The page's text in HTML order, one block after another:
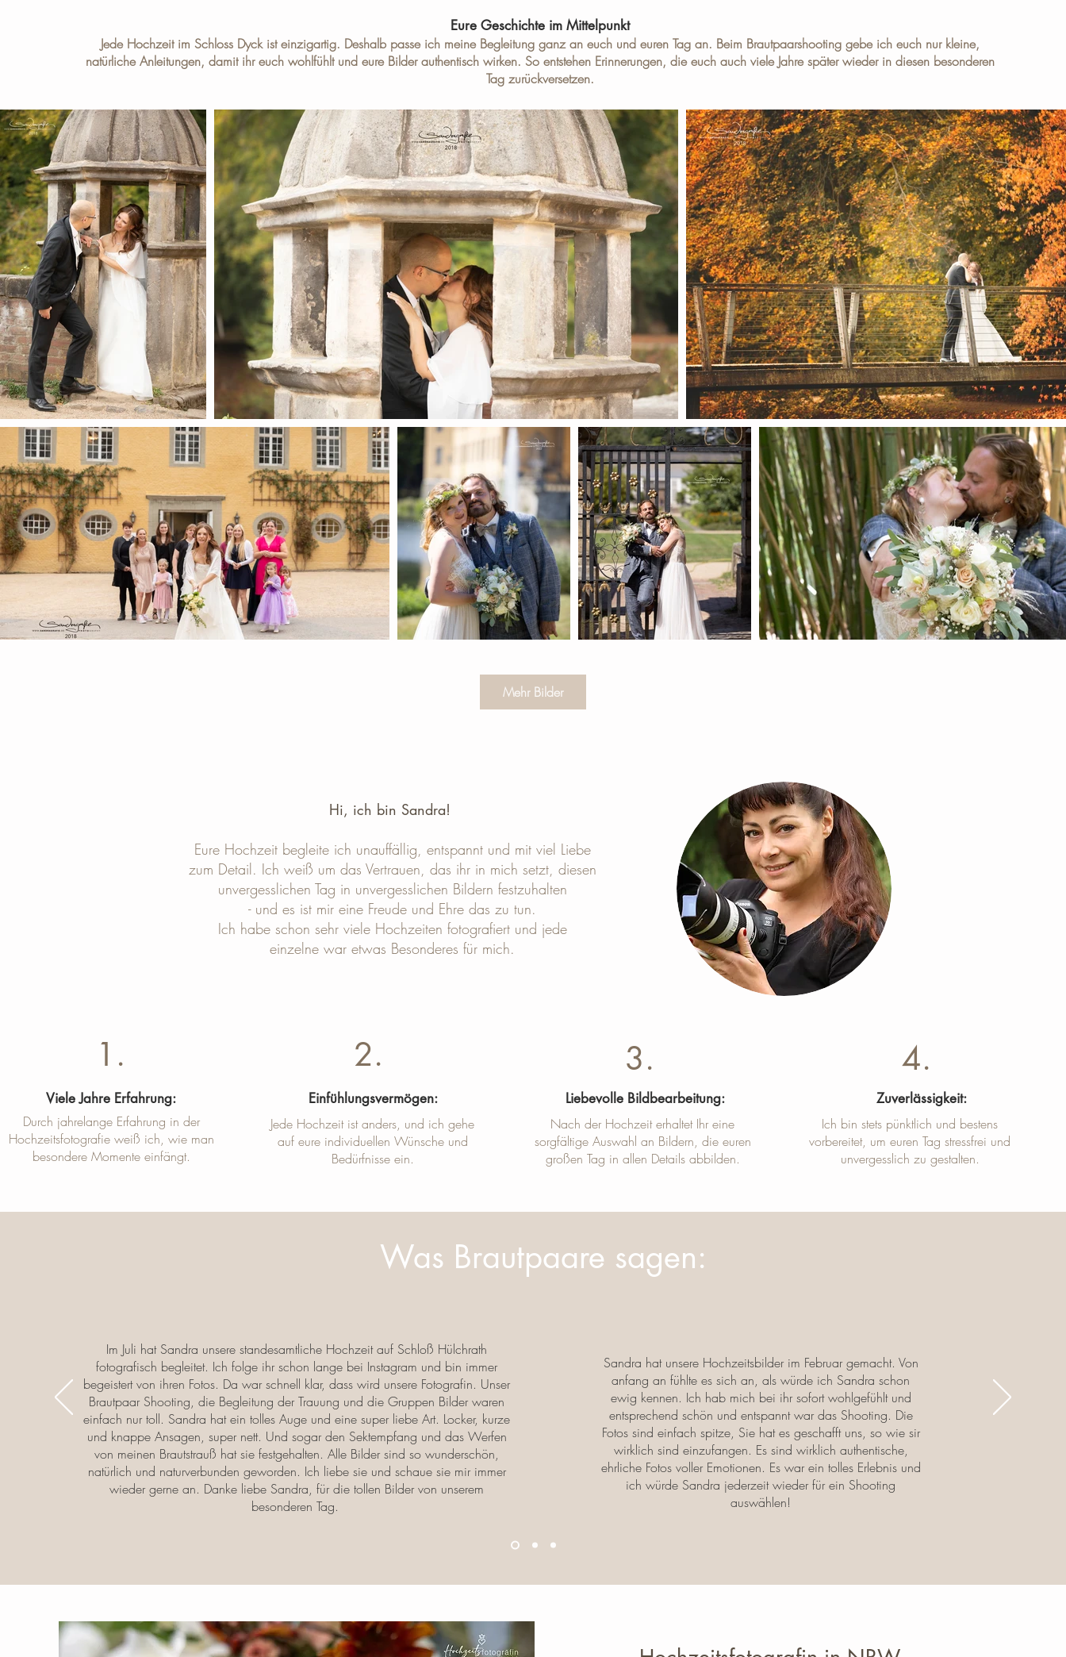
Eure Geschichte im Mittelpunkt
Jede Hochzeit im Schloss Dyck ist einzigartig. Deshalb passe ich meine Begleitung ganz an euch und euren Tag an. Beim Brautpaarshooting gebe ich euch nur kleine,
natürliche Anleitungen, damit ihr euch wohlfühlt und eure Bilder authentisch wirken. So entstehen Erinnerungen, die euch auch viele Jahre später wieder in diesen besonderen
Tag zurückversetzen.
Mehr Bilder
Hi, ich bin Sandra! ​
Eure Hochzeit begleite ich unauffällig, entspannt und mit viel Liebe
zum Detail. Ich weiß um das Vertrauen, das ihr in mich setzt, diesen
unvergesslichen Tag in unvergesslichen Bildern festzuhalten
- und es ist mir eine Freude und Ehre das zu tun.
Ich habe schon sehr viele Hochzeiten fotografiert und jede
einzelne war etwas Besonderes für mich.
1.
Viele Jahre Erfahrung:
Durch jahrelange Erfahrung in der
Hochzeitsfotografie weiß ich, wie man
besondere Momente einfängt.
2.
Einfühlungsvermögen:
Jede Hochzeit ist anders, und ich gehe
auf eure individuellen Wünsche und
Bedürfnisse ein.
3.
Liebevolle Bildbearbeitung:
Nach der Hochzeit erhaltet Ihr eine
sorgfältige Auswahl an Bildern, die euren
großen Tag in allen Details abbilden.
4.
Zuverlässigkeit:
Ich bin stets pünktlich und bestens
vorbereitet, um euren Tag stressfrei und
unvergesslich zu gestalten.
Was Brautpaare sagen:
Im Juli hat Sandra unsere standesamtliche Hochzeit auf Schloß Hülchrath
fotografisch begleitet. Ich folge ihr schon lange bei Instagram und bin immer
begeistert von ihren Fotos. Da war schnell klar, dass wird unsere Fotografin. Unser
Brautpaar Shooting, die Begleitung der Trauung und die Gruppen Bilder waren
einfach nur toll. Sandra hat ein tolles Auge und eine super liebe Art. Locker, kurze
und knappe Ansagen, super nett. Und sogar den Sektempfang und das Werfen
von meinen Brautstrauß hat sie festgehalten. Alle Bilder sind so wunderschön,
natürlich und naturverbunden geworden. Ich liebe sie und schaue sie mir immer
wieder gerne an. Danke liebe Sandra, für die tollen Bilder von unserem
besonderen Tag.
Sandra hat unsere Hochzeitsbilder im Februar gemacht. Von
anfang an fühlte es sich an, als würde ich Sandra schon
ewig kennen. Ich hab mich bei ihr sofort wohlgefühlt und
entsprechend schön und entspannt war das Shooting. Die
Fotos sind einfach spitze, Sie hat es geschafft uns, so wie sir
wirklich sind einzufangen. Es sind wirklich authentische,
ehrliche Fotos voller Emotionen. Es war ein tolles Erlebnis und
ich würde Sandra jederzeit wieder für ein Shooting
auswählen!